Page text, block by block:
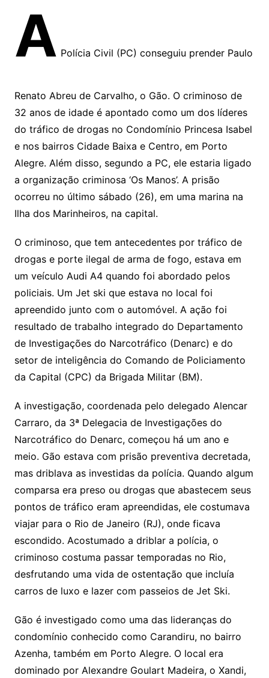
A Polícia Civil (PC) conseguiu prender Paulo
Renato Abreu de Carvalho, o Gão. O criminoso de
32 anos de idade é apontado como um dos líderes
do tráfico de drogas no Condomínio Princesa Isabel
e nos bairros Cidade Baixa e Centro, em Porto
Alegre. Além disso, segundo a PC, ele estaria ligado
a organização criminosa ‘Os Manos’. A prisão
ocorreu no último sábado (26), em uma marina na
Ilha dos Marinheiros, na capital.
O criminoso, que tem antecedentes por tráfico de
drogas e porte ilegal de arma de fogo, estava em
um veículo Audi A4 quando foi abordado pelos
policiais. Um Jet ski que estava no local foi
apreendido junto com o automóvel. A ação foi
resultado de trabalho integrado do Departamento
de Investigações do Narcotráfico (Denarc) e do
setor de inteligência do Comando de Policiamento
da Capital (CPC) da Brigada Militar (BM).
A investigação, coordenada pelo delegado Alencar
Carraro, da 3ª Delegacia de Investigações do
Narcotráfico do Denarc, começou há um ano e
meio. Gão estava com prisão preventiva decretada,
mas driblava as investidas da polícia. Quando algum
comparsa era preso ou drogas que abastecem seus
pontos de tráfico eram apreendidas, ele costumava
viajar para o Rio de Janeiro (RJ), onde ficava
escondido. Acostumado a driblar a polícia, o
criminoso costuma passar temporadas no Rio,
desfrutando uma vida de ostentação que incluía
carros de luxo e lazer com passeios de Jet Ski.
Gão é investigado como uma das lideranças do
condomínio conhecido como Carandiru, no bairro
Azenha, também em Porto Alegre. O local era
dominado por Alexandre Goulart Madeira, o Xandi,